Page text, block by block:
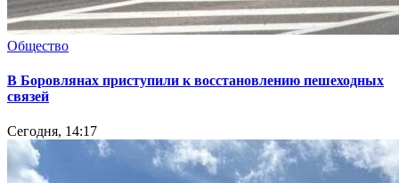
Общество
В Боровлянах приступили к восстановлению пешеходных
связей
Сегодня, 14:17